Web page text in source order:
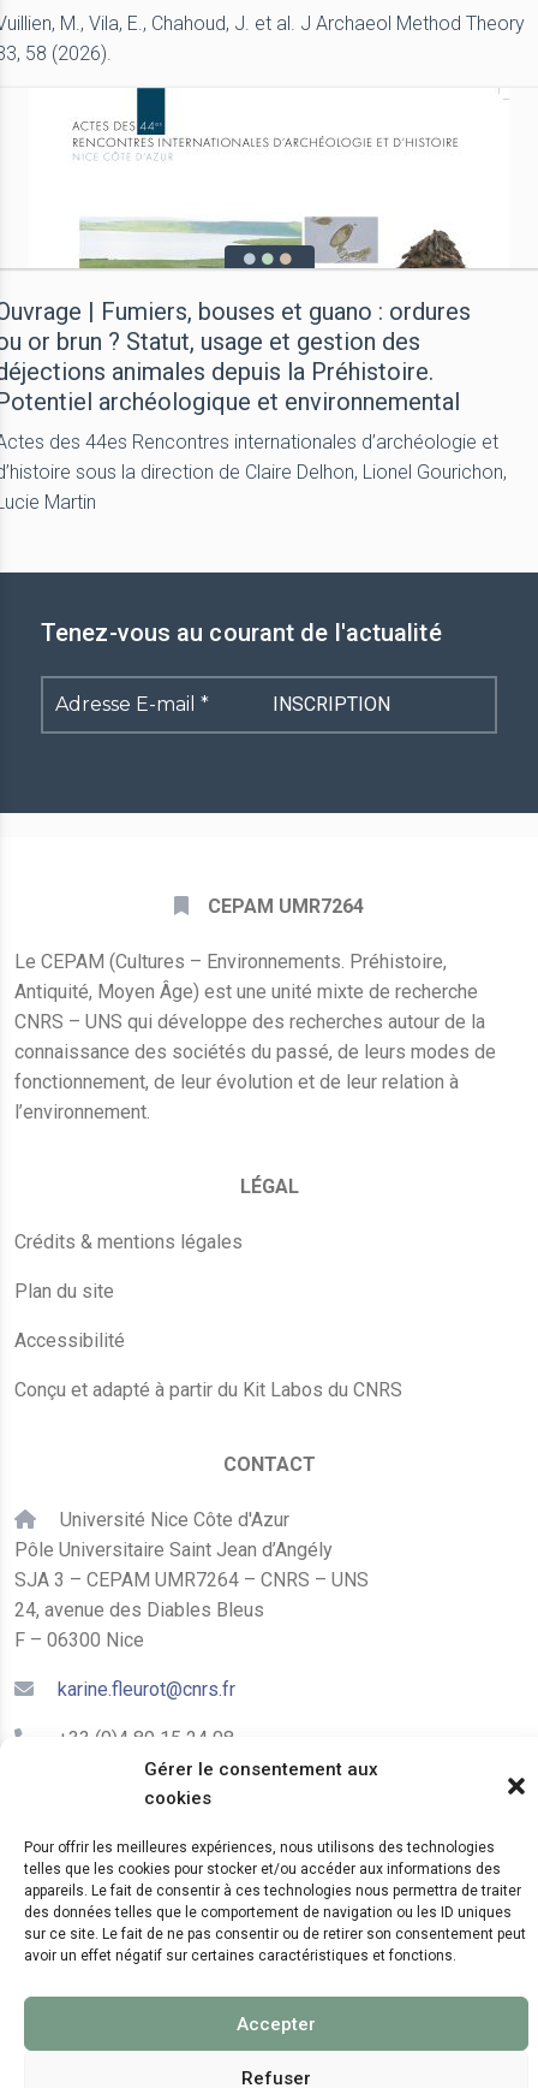
Gérer le consentement aux
cookies
Pour offrir les meilleures expériences, nous utilisons des technologies
telles que les cookies pour stocker et/ou accéder aux informations des
appareils. Le fait de consentir à ces technologies nous permettra de traiter
des données telles que le comportement de navigation ou les ID uniques
sur ce site. Le fait de ne pas consentir ou de retirer son consentement peut
avoir un effet négatif sur certaines caractéristiques et fonctions.
Accepter
Refuser
M., Vila, E., Chahoud, J. et al. J Archaeol Method Theory
58 (2026).
| Fumiers, bouses et guano : ordures
or brun ? Statut, usage et gestion des
animales depuis la Préhistoire.
archéologique et environnemental
des 44es Rencontres internationales d’archéologie et
sous la direction de Claire Delhon, Lionel Gourichon,
Martin
Tenez-vous au courant de l'actualité
Adresse
E-
CEPAM UMR7264
Le CEPAM (Cultures – Environnements. Préhistoire,
Antiquité, Moyen Âge) est une unité mixte de recherche
CNRS – UNS qui développe des recherches autour de la
connaissance des sociétés du passé, de leurs modes de
fonctionnement, de leur évolution et de leur relation à
l’environnement.
LÉGAL
Crédits & mentions légales
Plan du site
Accessibilité
Conçu et adapté à partir du Kit Labos du CNRS
CONTACT
Université Nice Côte d'Azur
Pôle Universitaire Saint Jean d’Angély
SJA 3 – CEPAM UMR7264 – CNRS – UNS
24, avenue des Diables Bleus
F – 06300 Nice
karine.fleurot@cnrs.fr
+33 (0)4 89 15 24 08
CEPAM UMR7264, CNRS, CNRS
WebKit